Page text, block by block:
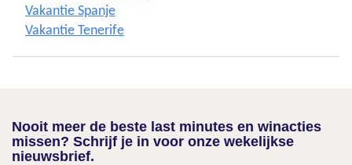
Vakantie Spanje
Vakantie Tenerife
Nooit meer de beste last minutes en winacties
missen? Schrijf je in voor onze wekelijkse
nieuwsbrief.